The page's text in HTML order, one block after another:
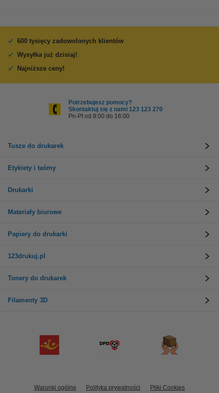
600 tysięcy zadowolonych klientów
Wysyłka już dzisiaj!
Najniższe ceny!
Potrzebujesz pomocy?
Skontaktuj się z nami 123 123 270
Pn-Pt od 8:00 do 16:00
Tusze do drukarek
Etykiety i taśmy
Drukarki
Materiały biurowe
Papiery do drukarki
123drukuj.pl
Tonery do drukarek
Filamenty 3D
Warunki ogólne Polityka prywatności Pliki Cookies